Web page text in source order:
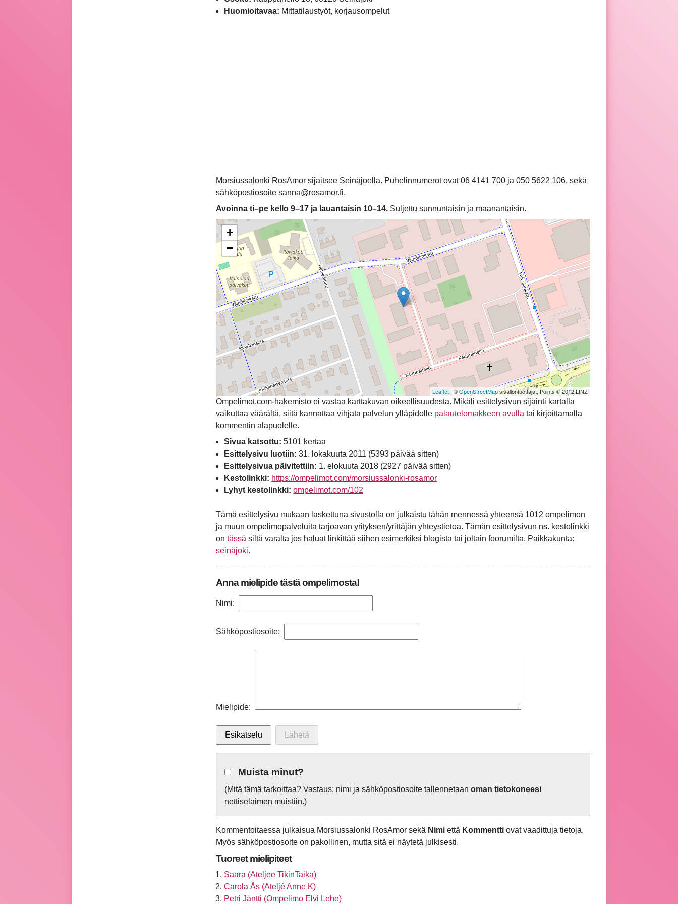
Huomioitavaa: Mittatilaustyöt, korjausompelut
Morsiussalonki RosAmor sijaitsee Seinäjoella. Puhelinnumerot ovat 06 4141 700 ja 050 5622 106, sekä
sähköpostiosoite sanna@rosamor.fi.
Avoinna ti–pe kello 9–17 ja lauantaisin 10–14. Suljettu sunnuntaisin ja maanantaisin.
+
−
Leaflet | ©OpenStreetMapsisällöntuottajat, Points © 2012 LINZ
Ompelimot.com-hakemisto ei vastaa karttakuvan oikeellisuudesta. Mikäli esittelysivun sijainti kartalla
vaikuttaa väärältä, siitä kannattaa vihjata palvelun ylläpidolle palautelomakkeen avulla tai kirjoittamalla
kommentin alapuolelle.
Sivua katsottu: 5101 kertaa
Esittelysivu luotiin: 31. lokakuuta 2011 (5393 päivää sitten)
Esittelysivua päivitettiin: 1. elokuuta 2018 (2927 päivää sitten)
Kestolinkki: https://ompelimot.com/morsiussalonki-rosamor
Lyhyt kestolinkki: ompelimot.com/102
Tämä esittelysivu mukaan laskettuna sivustolla on julkaistu tähän mennessä yhteensä 1012 ompelimon
ja muun ompelimopalveluita tarjoavan yrityksen/yrittäjän yhteystietoa. Tämän esittelysivun ns. kestolinkki
ontässä siltä varalta jos haluat linkittää siihen esimerkiksi blogista tai joltain foorumilta. Paikkakunta:
seinäjoki.
Anna mielipide tästä ompelimosta!
Nimi:
Sähköpostiosoite:
Mielipide:
Muista minut?
(Mitä tämä tarkoittaa? Vastaus: nimi ja sähköpostiosoite tallennetaanoman tietokoneesi
nettiselaimen muistiin.)
Kommentoitaessa julkaisua Morsiussalonki RosAmor sekä Nimi että Kommentti ovat vaadittuja tietoja.
Myös sähköpostiosoite on pakollinen, mutta sitä ei näytetä julkisesti.
Tuoreet mielipiteet
Saara (Ateljee TikinTaika)
Carola Ås (Ateljé Anne K)
Petri Jäntti (Ompelimo Elvi Lehe)